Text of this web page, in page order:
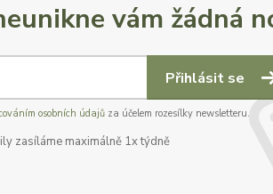
vám žádná
Přihlásit se
osobních údajů za účelem rozesílky newsletteru.
zasíláme maximálně 1x týdně